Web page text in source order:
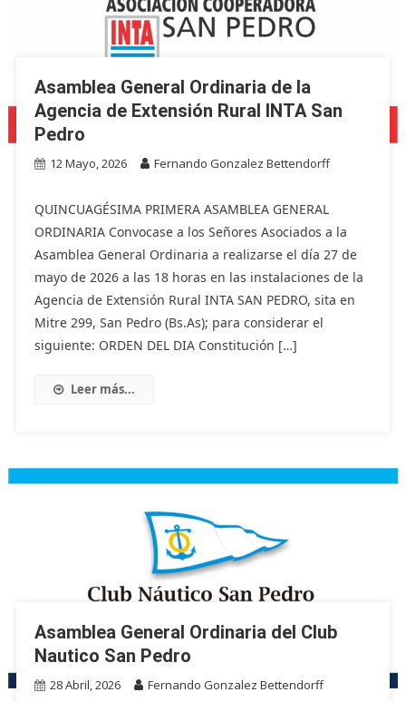
Asamblea General Ordinaria de la
Agencia de Extensión Rural INTA San
Pedro
12 Mayo, 2026 Fernando Gonzalez Bettendorff
QUINCUAGÉSIMA PRIMERA ASAMBLEA GENERAL
ORDINARIA Convocase a los Señores Asociados a la
Asamblea General Ordinaria a realizarse el día 27 de
mayo de 2026 a las 18 horas en las instalaciones de la
Agencia de Extensión Rural INTA SAN PEDRO, sita en
Mitre 299, San Pedro (Bs.As); para considerar el
siguiente: ORDEN DEL DIA Constitución […]
Leer más...
Asamblea General Ordinaria del Club
Nautico San Pedro
28 Abril, 2026 Fernando Gonzalez Bettendorff